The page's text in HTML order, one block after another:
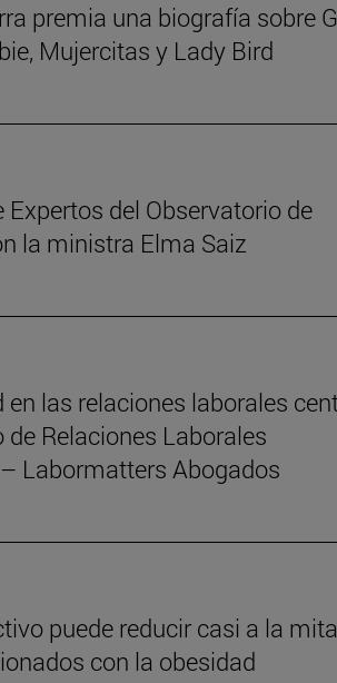
premia una biografía sobre
Mujercitas y Lady Bird
del Observatorio de
la ministra Elma Saiz
las relaciones laborales
Relaciones Laborales
Labormatters Abogados
puede reducir casi a la
con la obesidad